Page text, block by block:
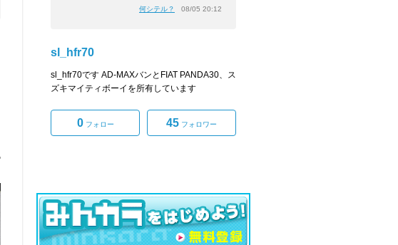
何シテル？ 08/05 20:12
sl_hfr70
sl_hfr70です AD-MAXバンとFIAT PANDA30、ス
ズキマイティボーイを所有しています
0フォロー 45 フォロワー